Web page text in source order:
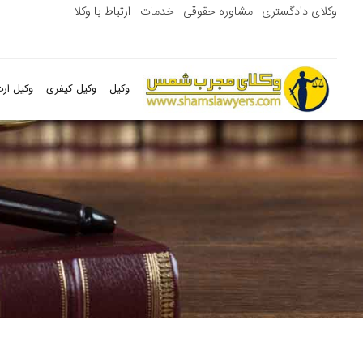
وکلای دادگستری مشاوره حقوقی خدمات ارتباط با وکلا
وکیل وکیل کیفری وکیل